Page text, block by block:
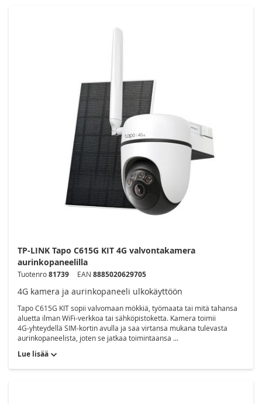
TP-LINK Tapo C615G KIT 4G valvontakamera
aurinkopaneelilla
Tuotenro81739 EAN 8885020629705
4G kamera ja aurinkopaneeli ulkokäyttöön
Tapo C615G KIT sopii valvomaan mökkiä, työmaata tai mitä tahansa
aluetta ilman WiFi‑verkkoa tai sähköpistoketta. Kamera toimii
4G‑yhteydellä SIM‑kortin avulla ja saa virtansa mukana tulevasta
aurinkopaneelista, joten se jatkaa toimintaansa ...
Lue lisää